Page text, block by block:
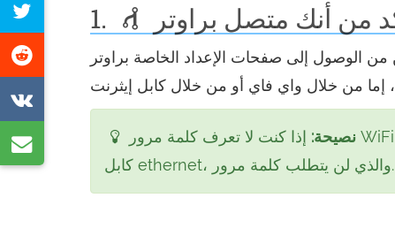
1.
نصيحة: إذا كنت لا تعرف كلمة مرور WiFi لراوتر Maginon الخاص بك، فيمكنك دائمًا الاتصال به باستخدام
كابل ethernet، والذي لن يتطلب كلمة مرور.
فيسبوك
هذه
الصفحة
على
على
VK
عبر